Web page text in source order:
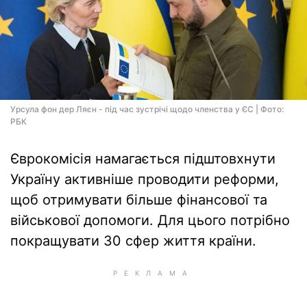
Урсула фон дер Ляєн - під час зустрічі щодо членства у ЄС | Фото:
РБК
Єврокомісія намагається підштовхнути
Україну активніше проводити реформи,
щоб отримувати більше фінансової та
військової допомоги. Для цього потрібно
покращувати 30 сфер життя країни.